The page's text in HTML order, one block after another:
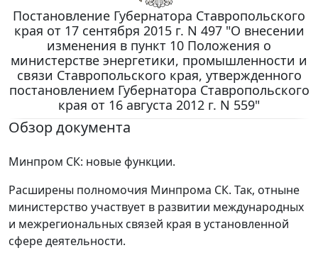
Постановление Губернатора Ставропольского
края от 17 сентября 2015 г. N 497 "О внесении
изменения в пункт 10 Положения о
министерстве энергетики, промышленности и
связи Ставропольского края, утвержденного
постановлением Губернатора Ставропольского
края от 16 августа 2012 г. N 559"
Обзор документа
Минпром СК: новые функции.
Расширены полномочия Минпрома СК. Так, отныне
министерство участвует в развитии международных
и межрегиональных связей края в установленной
сфере деятельности.